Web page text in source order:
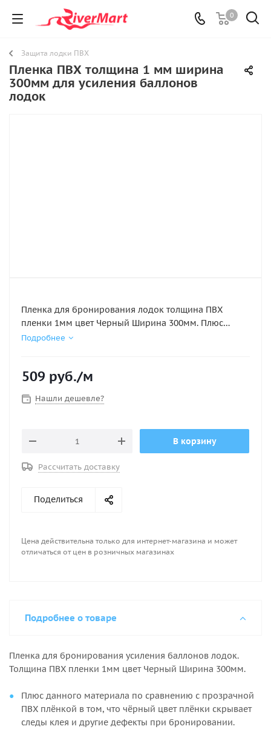
0
Защита лодки ПВХ
Пленка ПВХ толщина 1 мм ширина
300мм для усиления баллонов
лодок
Пленка для бронирования лодок толщина ПВХ
пленки 1мм цвет Черный Ширина 300мм. Плюс
данного материала по сравнению с прозрачной ПВХ
позволяет ему повторять рельеф поверхности на
Подробнее
509 руб./м
Нашли дешевле?
В корзину
Рассчитать доставку
Поделиться
Цена действительна только для интернет-магазина и может
отличаться от цен в розничных магазинах
Подробнее о товаре
Пленка для бронирования усиления баллонов лодок.
Толщина ПВХ пленки 1мм цвет Черный Ширина 300мм.
Плюс данного материала по сравнению с прозрачной
ПВХ плёнкой в том, что чёрный цвет плёнки скрывает
следы клея и другие дефекты при бронировании.